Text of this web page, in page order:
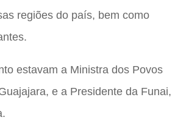
regiões do país, bem como
estavam a Ministra dos Povos
e a Presidente da Funai,